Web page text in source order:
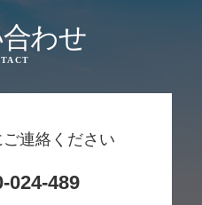
わせ
連絡ください
024-489